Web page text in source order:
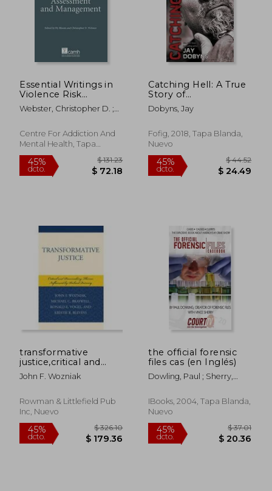
dcto.
45%
dcto.
45%
dcto.
45%
dcto.
Essential Writings in
Violence Risk
Assessment (en
Inglés)
Webster, Christopher D. ;
Centre For Addiction And
Mental Health, Tapa
Blanda, Nuevo
Catching Hell: A True
Story of
Abandonment and
Betrayal (en Inglés)
Dobyns, Jay
Fofig, 2018, Tapa Blanda,
Nuevo
transformative
justice,critical and
peacemaking themes
influenced by richard
John F. Wozniak
Rowman & Littlefield Pub
Inc, Nuevo
the official forensic
files cas (en Inglés)
Dowling, Paul ; Sherry,
IBooks, 2004, Tapa Blanda,
Nuevo